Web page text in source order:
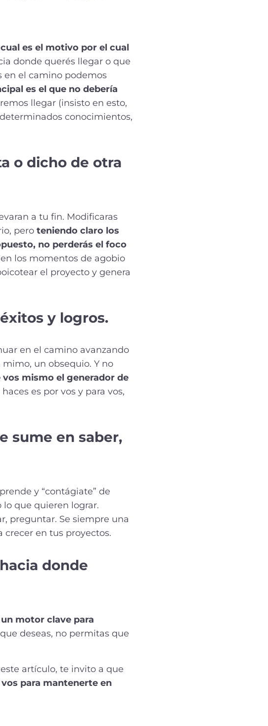
es el motivo por el cual
donde querés llegar o que
en el camino podemos
es el que no debería
llegar (insisto en esto,
conocimientos,
o dicho de otra
a tu fin. Modificaras
pero teniendo claro los
no perderás el foco
los momentos de agobio
el proyecto y genera
y logros.
en el camino avanzando
un obsequio. Y no
vos mismo el generador de
es por vos y para vos,
sume en saber,
y “contágiate” de
lo que quieren lograr.
preguntar. Se siempre una
en tus proyectos.
donde
motor clave para
deseas, no permitas que
artículo, te invito a que
vos para mantenerte en